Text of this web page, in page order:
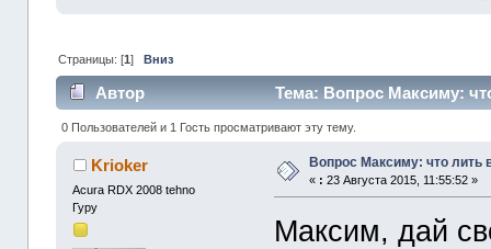
Страницы: [1] Вниз
Автор Тема: Вопрос Максиму:
0 Пользователей и 1 Гость просматривают эту тему.
Krioker
Acura RDX 2008 tehno
Гуру
Вопрос Максиму: что лить
« : 23 Августа 2015, 11:55:52 »
Максим, дай